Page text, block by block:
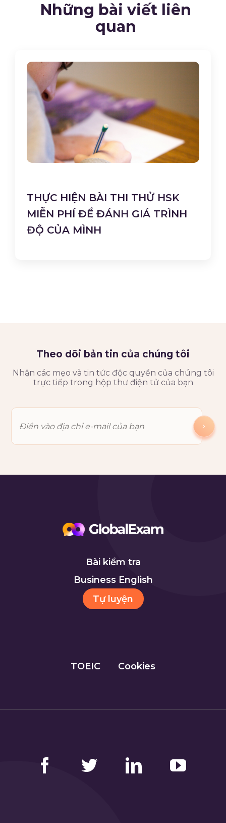
Những bài viết liên
quan
THỰC HIỆN BÀI THI THỬ HSK
MIỄN PHÍ ĐỂ ĐÁNH GIÁ TRÌNH
ĐỘ CỦA MÌNH
Theo dõi bản tin của chúng tôi
Nhận các mẹo và tin tức độc quyền của chúng tôi
trực tiếp trong hộp thư điện tử của bạn
Bài kiểm tra
Business English
Tự luyện
TOEIC Cookies